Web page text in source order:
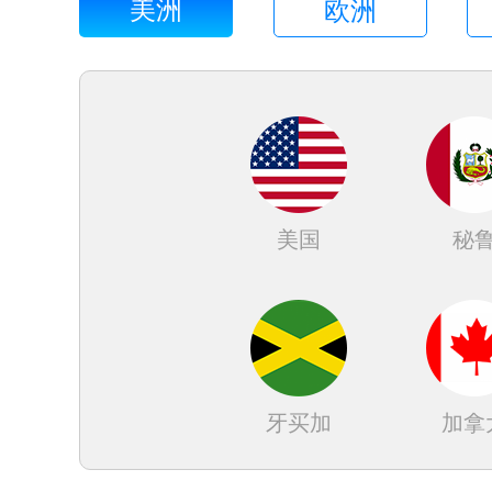
美洲 欧洲
美国 秘
牙买加 加拿